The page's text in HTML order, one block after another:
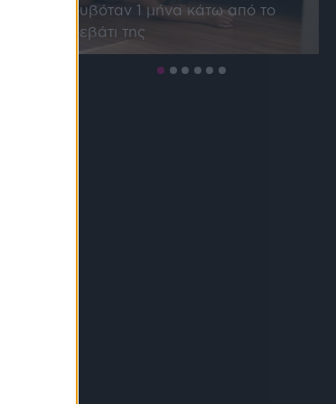
κρυβόταν 1 μήνα κάτω από το
κρεβάτι της